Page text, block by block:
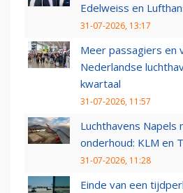
Edelweiss en
31-07-2026, 13:17
Meer passagiers en
Nederlandse
kwartaal
31-07-2026, 11:57
Luchthavens Napels
onderhoud: KLM en
31-07-2026, 11:28
Einde van een